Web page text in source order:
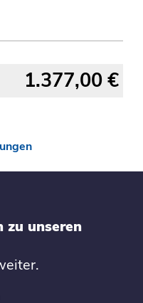
1.377,00 €
zu unseren